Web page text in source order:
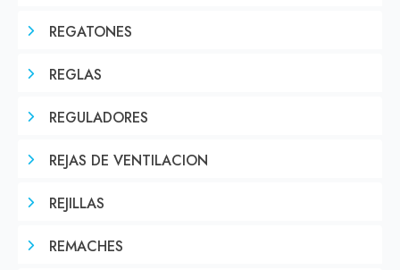
REGATONES
REGLAS
REGULADORES
REJAS DE VENTILACION
REJILLAS
REMACHES